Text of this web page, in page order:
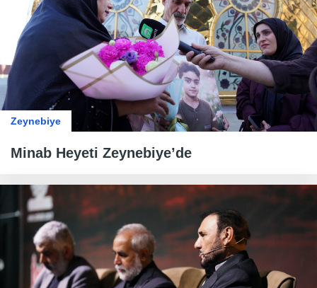
Zeynebiye
Minab Heyeti Zeynebiye’de